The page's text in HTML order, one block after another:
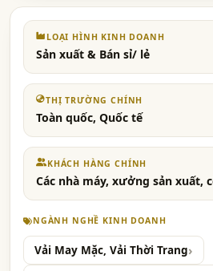
LOẠI HÌNH KINH DOANH
Sản xuất & Bán sỉ/ lẻ
THỊ TRƯỜNG CHÍNH
Toàn quốc, Quốc tế
KHÁCH HÀNG CHÍNH
Các nhà máy, xưởng sản xuất,
NGÀNH NGHỀ KINH DOANH
Vải May Mặc, Vải Thời Trang